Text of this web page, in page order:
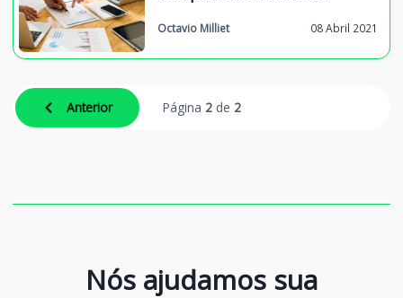
Octavio Milliet 08 Abril 2021
Anterior Página 2de 2
Nós ajudamos sua